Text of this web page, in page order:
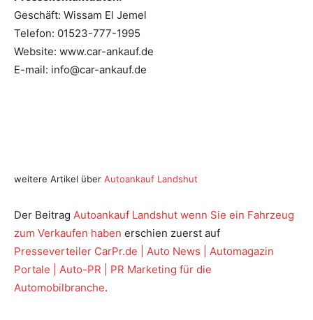
Geschäft: Wissam El Jemel
Telefon: 01523-777-1995
Website: www.car-ankauf.de
E-mail: info@car-ankauf.de
weitere Artikel über Autoankauf Landshut
Der Beitrag Autoankauf Landshut wenn Sie ein Fahrzeug
zum Verkaufen haben erschien zuerst auf
Presseverteiler CarPr.de | Auto News | Automagazin
Portale | Auto-PR | PR Marketing für die
Automobilbranche.